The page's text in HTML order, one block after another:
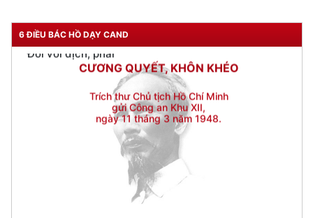
6 ĐIỀU BÁC HỒ DẠY CAND
CƯƠNG QUYẾT, KHÔN KHÉO
Trích thư Chủ tịch Hồ Chí Minh
gửi Công an Khu XII,
ngày 11 tháng 3 năm 1948.